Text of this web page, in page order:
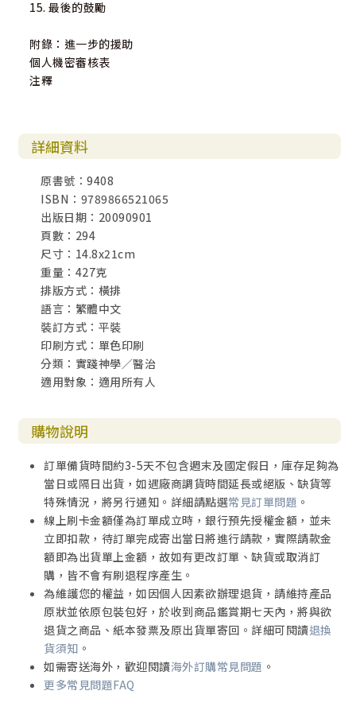
15. 最後的鼓勵
附錄：進一步的援助
個人機密審核表
注釋
詳細資料
原書號：9408
ISBN：9789866521065
出版日期：20090901
頁數：294
尺寸：14.8x21cm
重量：427克
排版方式：橫排
語言：繁體中文
裝訂方式：平裝
印刷方式：單色印刷
分類：實踐神學／醫治
適用對象：適用所有人
購物說明
訂單備貨時間約3-5天不包含週末及國定假日，庫存足夠為
當日或隔日出貨，如遇廠商調貨時間延長或絕版、缺貨等
特殊情況，將另行通知。詳細請點選常見訂單問題 。
線上刷卡金額僅為訂單成立時，銀行預先授權金額，並未
立即扣款，待訂單完成寄出當日將進行請款，實際請款金
額即為出貨單上金額，故如有更改訂單、缺貨或取消訂
購，皆不會有刷退程序產生。
為維護您的權益，如因個人因素欲辦理退貨，請維持產品
原狀並依原包裝包好，於收到商品鑑賞期七天內，將與欲
退貨之商品、紙本發票及原出貨單寄回。詳細可閱讀退換
貨須知 。
如需寄送海外，歡迎閱讀海外訂購常見問題 。
更多常見問題FAQ